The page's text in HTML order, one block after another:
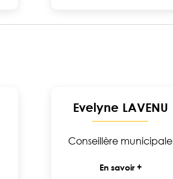
Evelyne LAVENU
Conseillère municipale
En savoir +